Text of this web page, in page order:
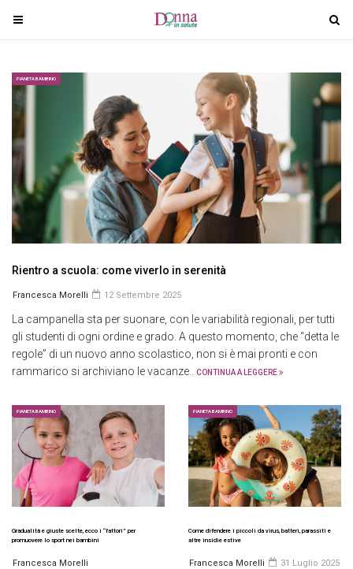
T
o
g
e
a
v
g
a
t
i
T
o
g
l
i
a
t
PIANETA BAMBINO
Rientro a scuola: come viverlo in serenità
Francesca Morelli 12 Settembre 2025
La campanella sta per suonare, con le variabilità regionali, per tutti
gli studenti di ogni ordine e grado. A questo momento, che “detta le
regole” di un nuovo anno scolastico, non si è mai pronti e con
rammarico si archiviano le vacanze..
CONTINUA A LEGGERE
PIANETA BAMBINO
Gradualità e giuste scelte, ecco i “fattori” per
promuovere lo sport nei bambini
Francesca Morelli
PIANETA BAMBINO
Come difendere i piccoli da virus, batteri, parassiti e
altre insidie estive
Francesca Morelli 31 Luglio 2025